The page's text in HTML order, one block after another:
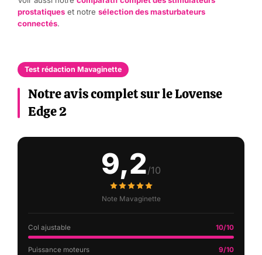
prostatiques et notre sélection des masturbateurs
connectés.
Test rédaction Mavaginette
Notre avis complet sur le Lovense
Edge 2
9,2/10
Note Mavaginette
Col ajustable 10/10
Puissance moteurs 9/10